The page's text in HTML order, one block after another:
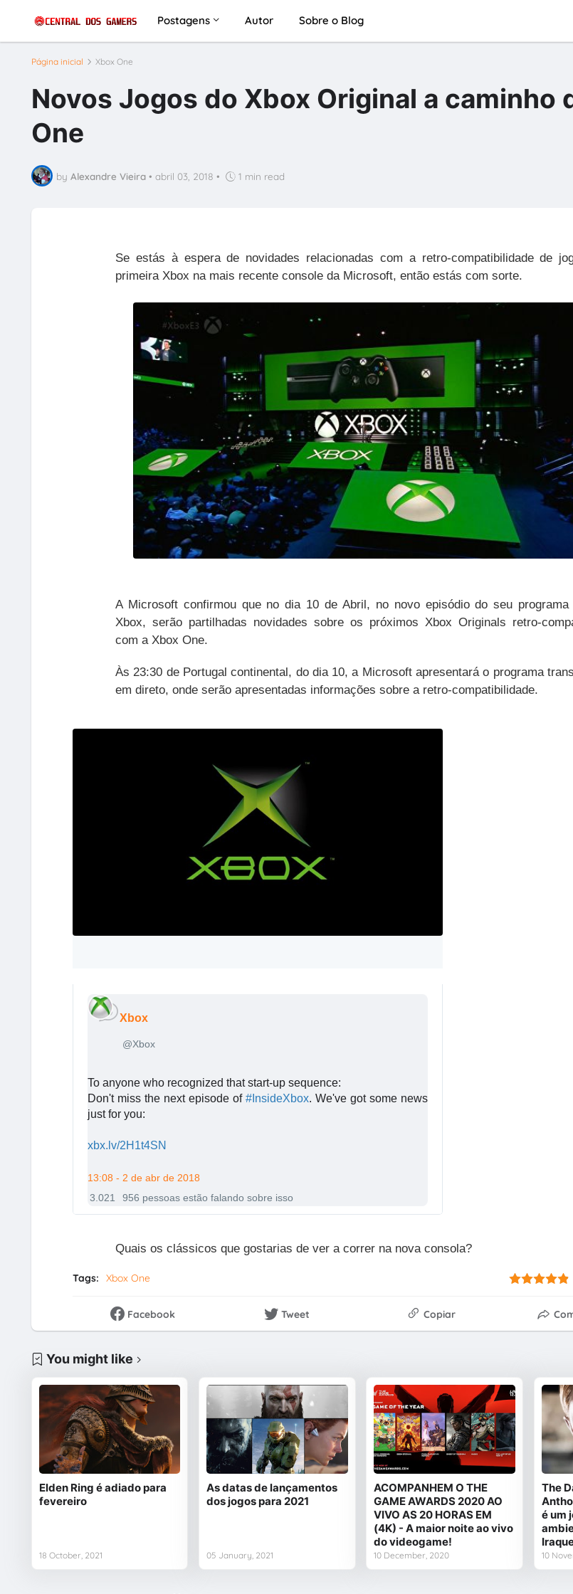
Postagens Autor Sobre o Blog
Página inicial Xbox One
Novos Jogos do Xbox Original a caminho
One
by Alexandre Vieira • abril 03, 2018 • 1 min read
Se estás à espera de novidades relacionadas com a retro-compatibilidade de
primeira Xbox na mais recente console da Microsoft, então estás com sorte.
A Microsoft confirmou que no dia 10 de Abril, no novo episódio do seu programa
Xbox, serão partilhadas novidades sobre os próximos Xbox Originals retro-
com a Xbox One.
Às 23:30 de Portugal continental, do dia 10, a Microsoft apresentará o programa
em direto, onde serão apresentadas informações sobre a retro-compatibilidade.
Xbox
✔
@Xbox
To anyone who recognized that start-up sequence:
Don't miss the next episode of #InsideXbox. We've got some news
just for you:
t
p
s
xbx.lv/2H1t4SN
13:08 - 2 de abr de 2018
3.021
956 pessoas estão falando sobre isso
Quais os clássicos que gostarias de ver a correr na nova consola?
Tags: Xbox One
Facebook Tweet Copiar
You might like
Elden Ring é adiado para
fevereiro
18 October, 2021
As datas de lançamentos
dos jogos para 2021
05 January, 2021
ACOMPANHEM O THE
GAME AWARDS 2020 AO
VIVO AS 20 HORAS EM
(4K) - A maior noite ao vivo
do videogame!
10 December, 2020
The
é um
10